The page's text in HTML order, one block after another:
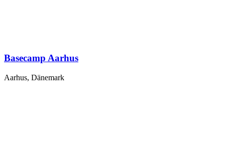
Basecamp Aarhus
Aarhus, Dänemark